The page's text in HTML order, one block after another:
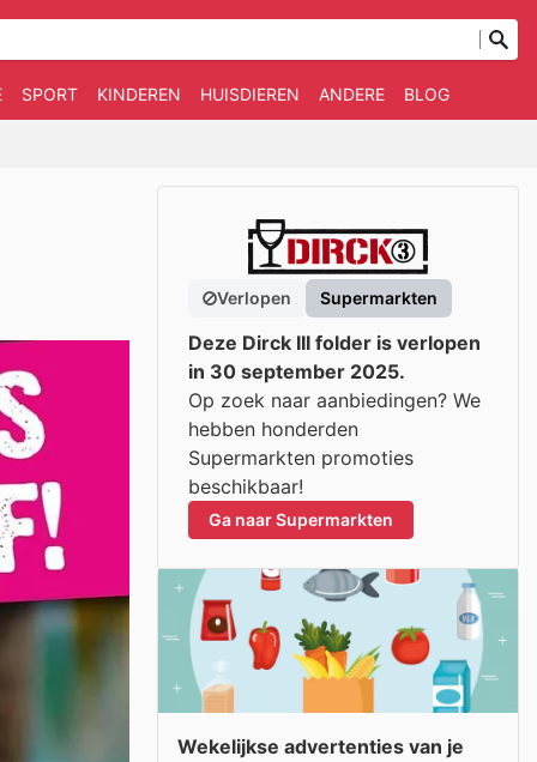
SPORT KINDEREN HUISDIEREN ANDERE BLOG
Verlopen Supermarkten
Deze Dirck III folder is verlopen
in 30 september 2025.
Op zoek naar aanbiedingen? We
hebben honderden
Supermarkten promoties
beschikbaar!
Ga naar Supermarkten
Wekelijkse advertenties van je